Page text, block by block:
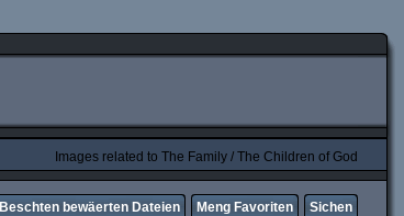
Images related to The Family / The Children of God
Beschten bewäerten Dateien Meng Favoriten Sichen